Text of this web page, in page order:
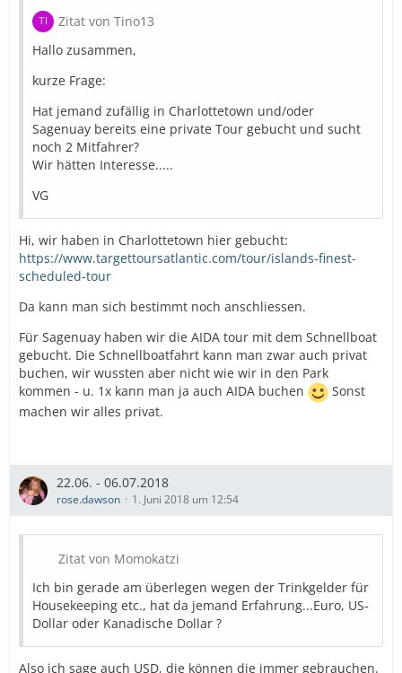
of 7hrs.
We will meet at the pier at 9.00am with a sign that says:
AIDA FRIENDS.
Myself or partner will be standing across from where
your
ship will dock with that sign.
Please if you make new friends on the ship or others
that
want to join the tour, do bring them and I will give you
Danke."
"Sometimes people help you make decisions faster and
that's
und
Lunenburg on the 29th June.
The rate quoted is CDN dollars, but you can pay either
EURO/USD/CDN after the tour.
Please, I need you to help me advertise this on the
Looking forward to seeing you in Halifax with lots of
smiles,
camera und sunshine.
Danke."
Bezug auf Jonathan Duru bestätigt. Der E-Mail-Kontakt
ist in der Regel schnell und sehr freundlich. Ich bin
gespannt darauf, wie die Tour wird.
Zitat von Tino13
Hallo zusammen,
kurze Frage:
Hat jemand zufällig in Charlottetown und/oder
Sagenuay bereits eine private Tour gebucht und sucht
noch 2 Mitfahrer?
Wir hätten Interesse.....
VG
Hi, wir haben in Charlottetown hier gebucht:
https://www.targettoursatlantic.com/tour/islands-finest-
scheduled-tour
Da kann man sich bestimmt noch anschliessen.
Für Sagenuay haben wir die AIDA tour mit dem Schnellboat
gebucht. Die Schnellboatfahrt kann man zwar auch privat
buchen, wir wussten aber nicht wie wir in den Park
kommen - u. 1x kann man ja auch AIDA buchen
Sonst
machen wir alles privat.
22.06. - 06.07.2018
rose.dawson 1. Juni 2018 um 12:54
Zitat von Momokatzi
Ich bin gerade am überlegen wegen der Trinkgelder für
Housekeeping etc., hat da jemand Erfahrung...Euro, US-
Dollar oder Kanadische Dollar ?
Also ich sage auch USD, die können die immer gebrauchen.